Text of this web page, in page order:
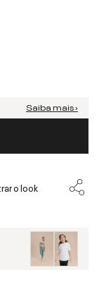
Saiba mais ›
o look